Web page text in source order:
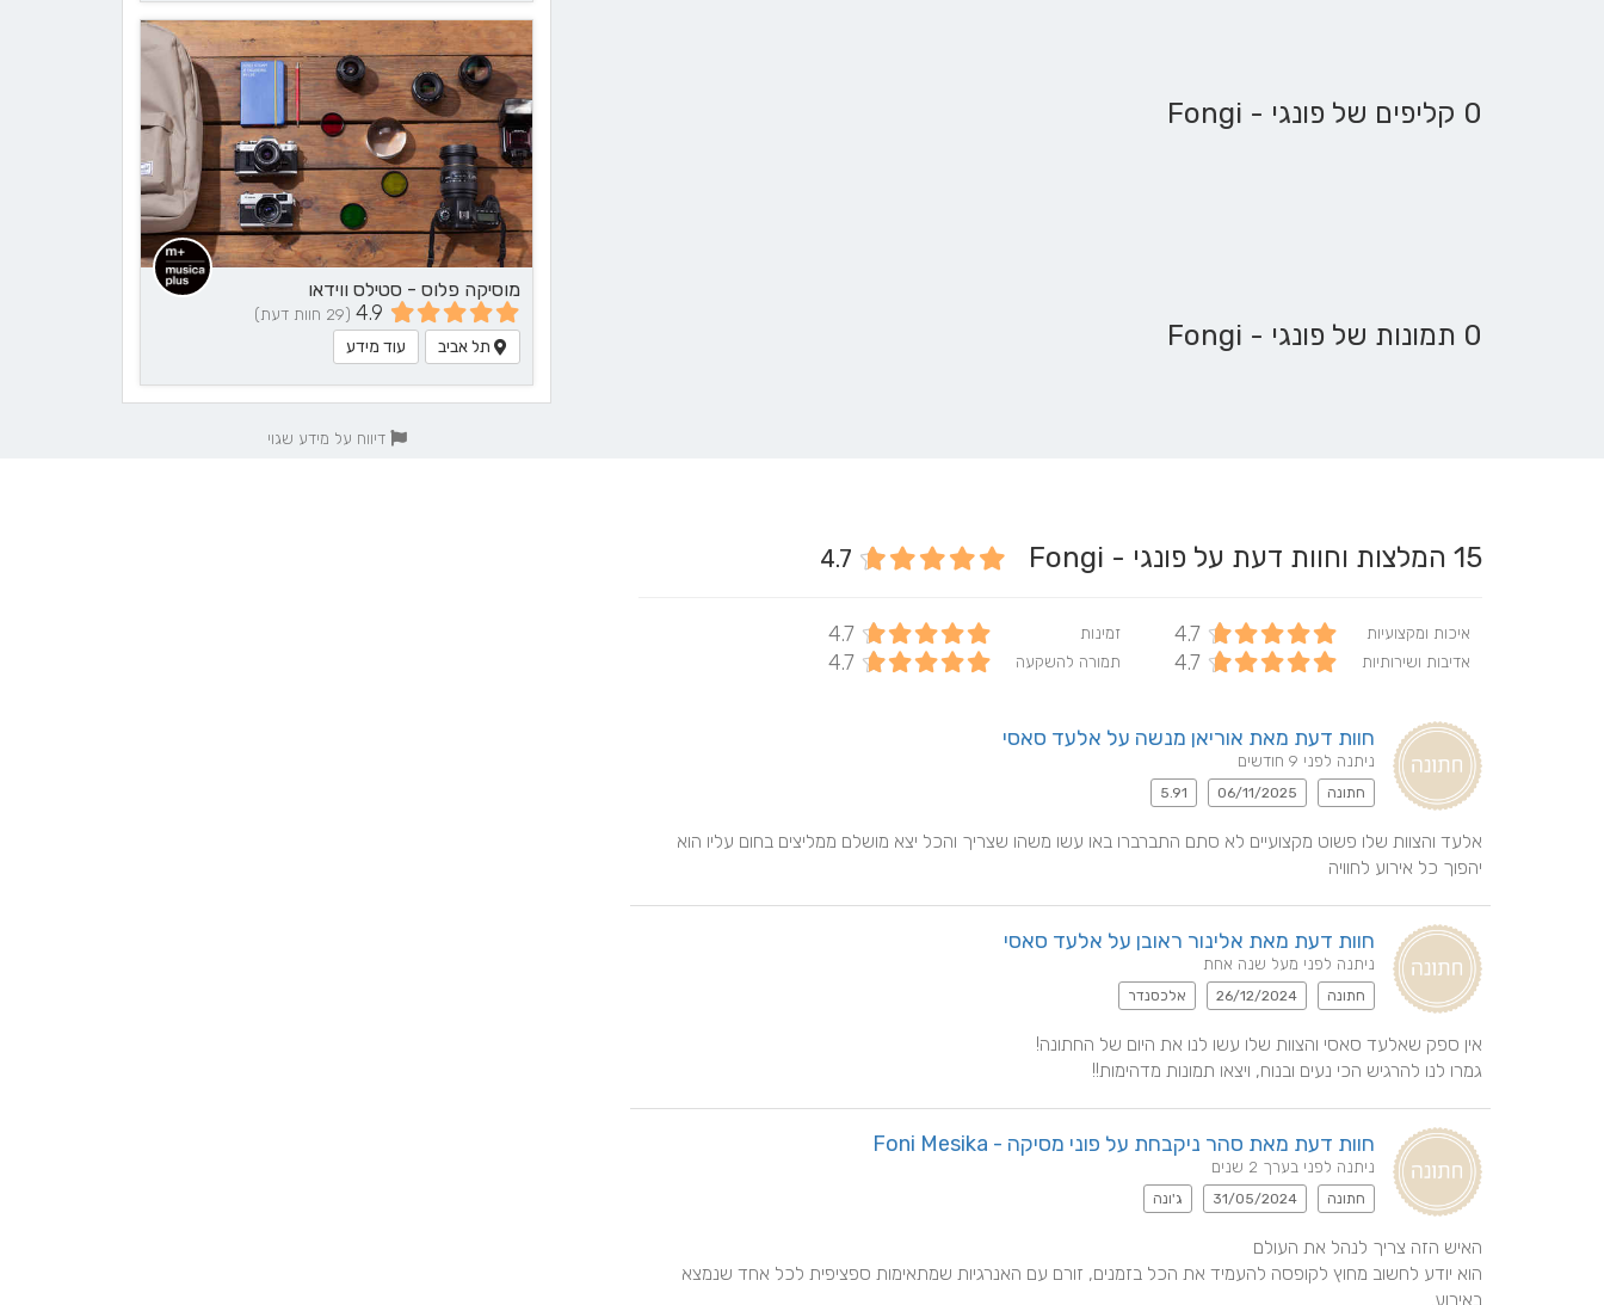
מוסיקה פלוס - סטילס ווידאו
4.9 (29 חוות דעת)
תל אביב עוד מידע
דיווח על מידע שגוי
0 קליפים של פונגי - Fongi
0 תמונות של פונגי - Fongi
15 המלצות וחוות דעת על פונגי - Fongi 4.7
איכות ומקצועיות 4.7 זמינות 4.7
אדיבות ושירותיות 4.7 תמורה להשקעה 4.7
חוות דעת מאת אוריאן מנשה על אלעד סאסי
ניתנה לפני 9 חודשים
חתונה 06/11/2025
5.91
יהפוך כל אירוע לחוויה
חוות דעת מאת אלינור ראובן על אלעד סאסי
ניתנה לפני מעל שנה אחת
חתונה 26/12/2024 אלכסנדר
גמרו לנו להרגיש הכי נעים ובנוח, ויצאו תמונות מדהימות!!
חוות דעת מאת סהר ניקבחת על פוני מסיקה - Foni Mesika
ניתנה לפני בערך 2 שנים
חתונה 31/05/2024 ג'ונה